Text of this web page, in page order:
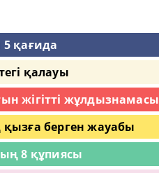
5 қағида
қалауы
жігітті
қызға берген жауабы
8 құпиясы